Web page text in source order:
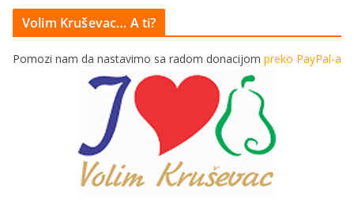
Volim Kruševac… A ti?
Pomozi nam da nastavimo sa radom donacijom preko PayPal-a